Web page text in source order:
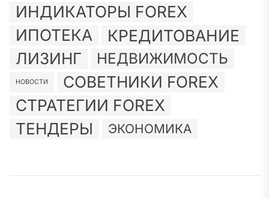
ИНДИКАТОРЫ FOREX
ИПОТЕКА
КРЕДИТОВАНИЕ
ЛИЗИНГ НЕДВИЖИМОСТЬ
НОВОСТИ
СОВЕТНИКИ FOREX
СТРАТЕГИИ FOREX
ТЕНДЕРЫ
ЭКОНОМИКА